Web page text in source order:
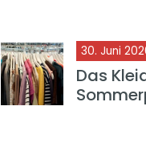
30. Juni
Das